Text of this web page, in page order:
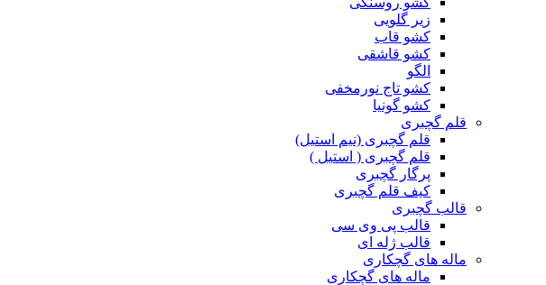
زیر گلویی
کشو قاب
کشو قاشقی
الگو
کشو تاج نورمخفی
کشو گونیا
قلم گچبری
قلم گچبری (نیم استیل)
قلم گچبری ( استیل )
پرگار گچبری
کیف قلم گچبری
قالب گچبری
قالب پی وی سی
قالب ژله ای
ماله های گچکاری
ماله های گچکاری